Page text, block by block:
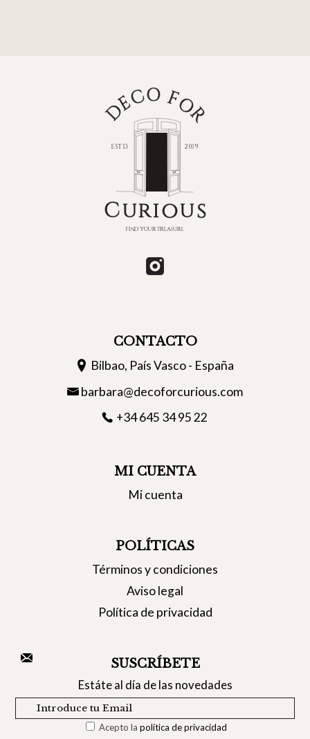
CONTACTO
Bilbao, País Vasco - España
barbara@decoforcurious.com
+34 645 34 95 22
MI CUENTA
Mi cuenta
POLÍTICAS
Términos y condiciones
Aviso legal
Política de privacidad
SUSCRÍBETE
Estáte al día de las novedades
Acepto la política de privacidad